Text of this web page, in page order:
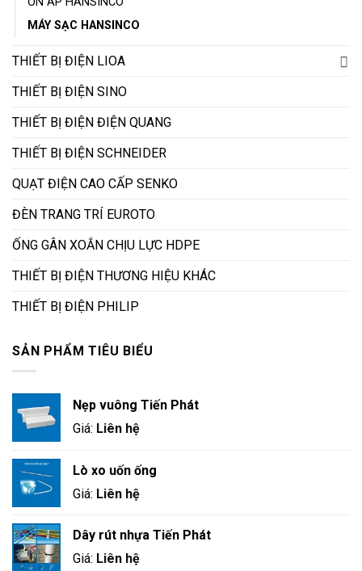
MÁY SẠC HANSINCO
THIẾT BỊ ĐIỆN LIOA
THIẾT BỊ ĐIỆN SINO
THIẾT BỊ ĐIỆN ĐIỆN QUANG
THIẾT BỊ ĐIỆN SCHNEIDER
QUẠT ĐIỆN CAO CẤP SENKO
ĐÈN TRANG TRÍ EUROTO
ỐNG GÂN XOẮN CHỊU LỰC HDPE
THIẾT BỊ ĐIỆN THƯƠNG HIỆU KHÁC
THIẾT BỊ ĐIỆN PHILIP
SẢN PHẨM TIÊU BIỂU
Nẹp vuông Tiến Phát
Giá: Liên hệ
Lò xo uốn ống
Giá: Liên hệ
Dây rút nhựa Tiến Phát
Giá: Liên hệ